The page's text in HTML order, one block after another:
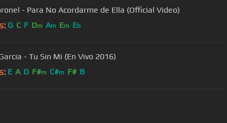
- Para No Acordarme de Ella (Official Video)
G C F Dm Am Em Eb
- Tu Sin Mi (En Vivo 2016)
E A D F#m C#m F# B